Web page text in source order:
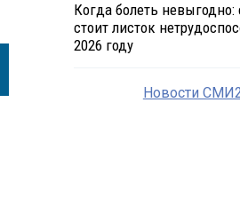
Когда болеть невыгодно:
стоит листок
2026 году
Новости